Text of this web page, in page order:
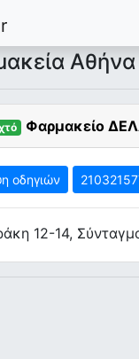
Αθήνα
Φαρμακείο
οδηγιών
12-14,